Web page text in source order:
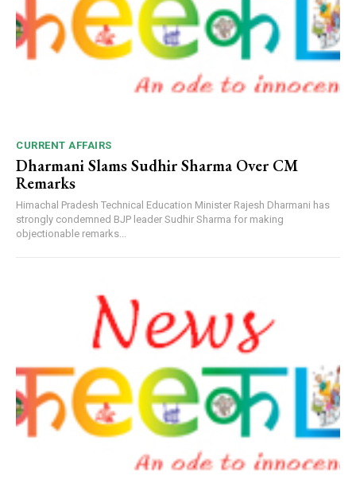
CURRENT AFFAIRS
Dharmani Slams Sudhir Sharma Over CM
Remarks
Himachal Pradesh Technical Education Minister Rajesh Dharmani has
strongly condemned BJP leader Sudhir Sharma for making
objectionable remarks...